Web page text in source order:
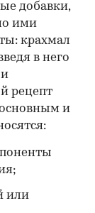
добавки,
ими
крахмал
в него
рецепт
основным и
или